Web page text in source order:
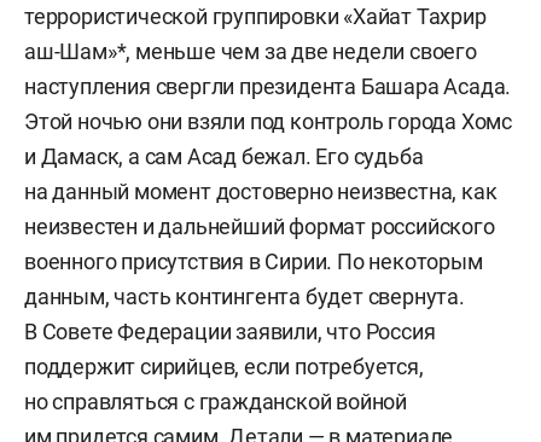
террористической группировки «Хайат Тахрир
аш-Шам»*, меньше чем за две недели своего
наступления свергли президента Башара Асада.
Этой ночью они взяли под контроль города Хомс
и Дамаск, а сам Асад бежал. Его судьба
на данный момент достоверно неизвестна, как
неизвестен и дальнейший формат российского
военного присутствия в Сирии. По некоторым
данным, часть контингента будет свернута.
В Совете Федерации заявили, что Россия
поддержит сирийцев, если потребуется,
но справляться с гражданской войной
им придется самим. Детали — в материале